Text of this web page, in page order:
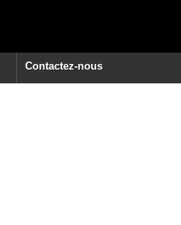
Contactez-nous